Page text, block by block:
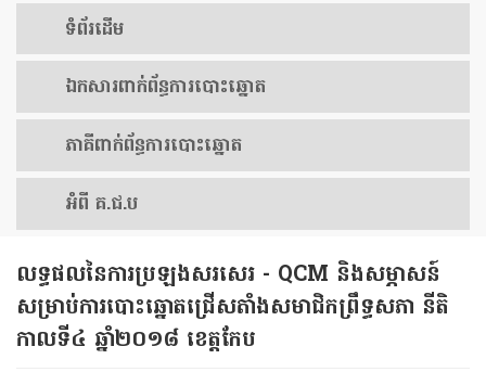
ទំព័រ​ដើម
ឯកសារ​ពាក់ព័ន្ធ​ការ​បោះឆ្នោត
​ភាគីពាក់ព័ន្ធ​​ការ​បោះឆ្នោត
អំពី គ.ជ.ប
លទ្ធផល​នៃ​ការ​ប្រឡង​សរសេរ​ - QCM និង​សម្ភាសន៍
សម្រាប់​កា​រ​បោះ​ឆ្នោត​ជ្រើស​តាំង​សមាជិក​ព្រឹទ្ធសភា នីតិ
កាលទី៤ ឆ្នាំ​២០១៨ ខេត្តកែប